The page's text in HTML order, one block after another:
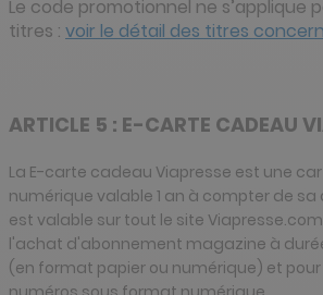
Le code promotionnel ne s’applique
titres : voir le détail des titres
ARTICLE 5 : E-CARTE CADEAU
La E-carte cadeau Viapresse est une
numérique valable 1 an à compter de
est valable sur tout le site
l'achat d'abonnement magazine à
(en format papier ou numérique) et